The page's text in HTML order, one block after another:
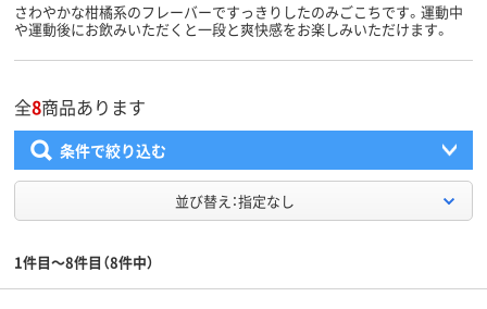
さわやかな柑橘系のフレーバーですっきりしたのみごこちです。運動中
や運動後にお飲みいただくと一段と爽快感をお楽しみいただけます。
全8商品あります
条件で絞り込む
並び替え：指定なし
1件目～8件目（8件中）